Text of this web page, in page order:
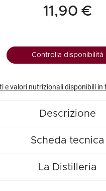
11,90 €
Controlla disponibilità
e valori nutrizionali disponibili
Descrizione
Scheda tecnica
La Distilleria